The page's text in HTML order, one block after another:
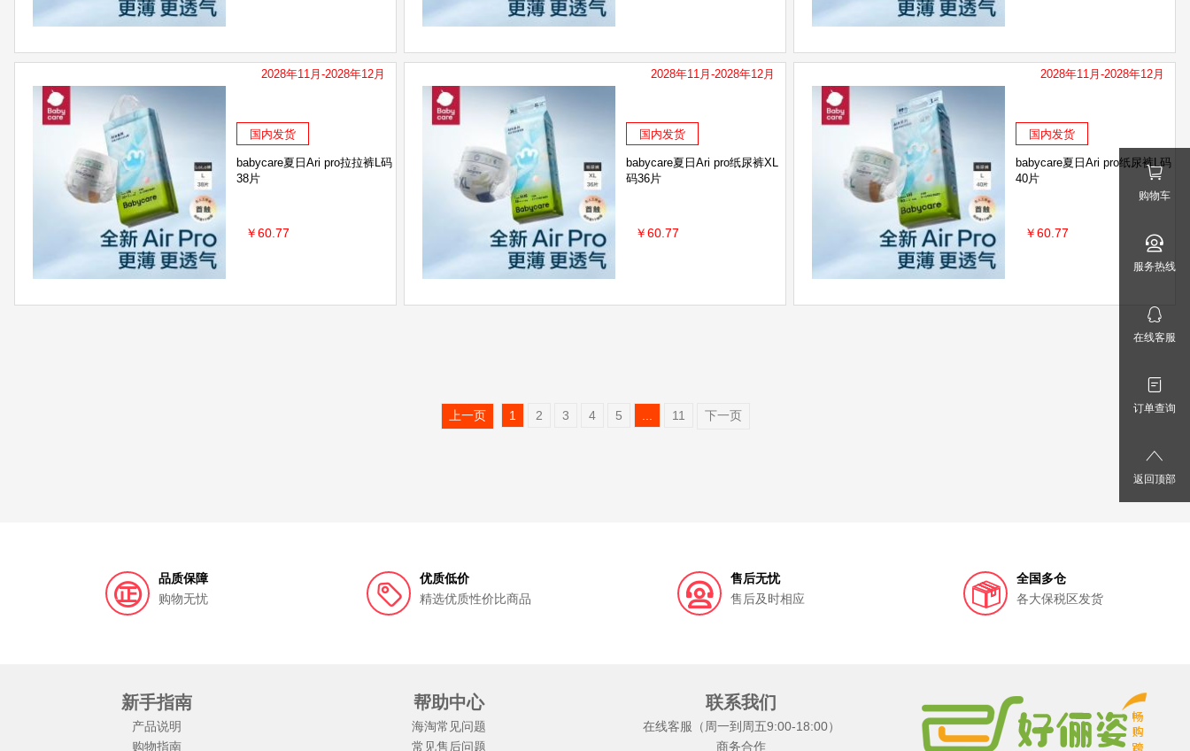
2028年11月-2028年12月
国内发货
babycare夏日Ari pro拉拉裤L码
38片
￥60.77
2028年11月-2028年12月
国内发货
babycare夏日Ari pro纸尿裤XL
码36片
￥60.77
2028年11月-2028年12月
国内发货
babycare夏日Ari pro纸尿裤L码
40片
￥60.77
上一页 1 2 3 4 5 ... 11 下一页
品质保障
购物无忧
优质低价
精选优质性价比商品
售后无忧
售后及时相应
全国多仓
各大保税区发货
新手指南
产品说明
购物指南
帮助中心
海淘常见问题
常见售后问题
联系我们
在线客服（周一到周五9:00-18:00）
商务合作
购物车
服务热线
在线客服
订单查询
返回顶部